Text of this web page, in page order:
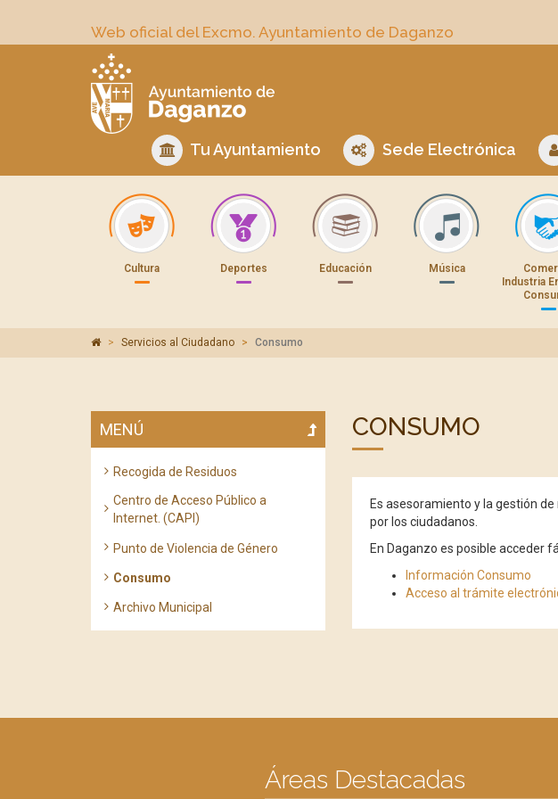
Web oficial del Excmo. Ayuntamiento de Daganzo
Tu Ayuntamiento Sede Electrónica
Cultura Deportes Educación Música
Industria
Servicios al Ciudadano Consumo
MENÚ
Recogida de Residuos
Centro de Acceso Público a
Internet. (CAPI)
Punto de Violencia de Género
Consumo
Archivo Municipal
CONSUMO
Es asesoramiento y la gestión
por los ciudadanos.
En Daganzo es posible acceder
Información Consumo
Acceso al trámite
Áreas Destacadas